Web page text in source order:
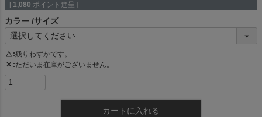
[ 1,080 ポイント進呈 ]
カラー サイズ
△ 残りわずかです。
✕ ただいま在庫がございません。
カートに入れる